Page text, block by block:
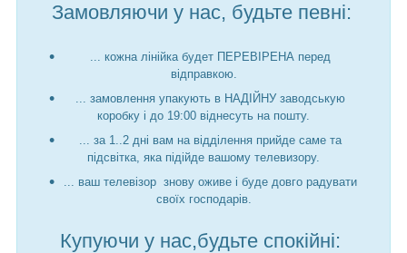
Замовляючи у нас, будьте певні:
... кожна лінійка будет ПЕРЕВІРЕНА перед
відправкою.
... замовлення упакують в НАДІЙНУ заводськую
коробку і до 19:00 віднесуть на пошту.
... за 1..2 дні вам на відділення прийде саме та
підсвітка, яка підійде вашому телевизору.
... ваш телевізор знову оживе і буде довго радувати
своїх господарів.
Купуючи у нас,будьте спокійні: